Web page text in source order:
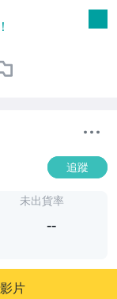
追蹤
未出貨率
--
片